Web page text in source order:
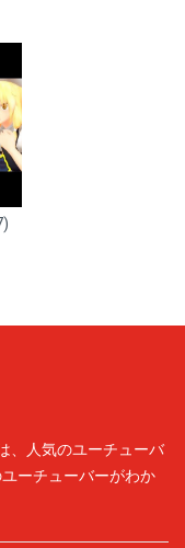
、人気のユーチューバ
ーチューバーがわか